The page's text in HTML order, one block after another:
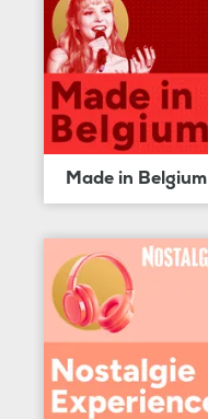
Made in Belgium